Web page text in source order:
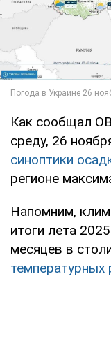
Как сообщал
среду, 26
синоптики
регионе
Напомним,
итоги лета
месяцев в
температурных